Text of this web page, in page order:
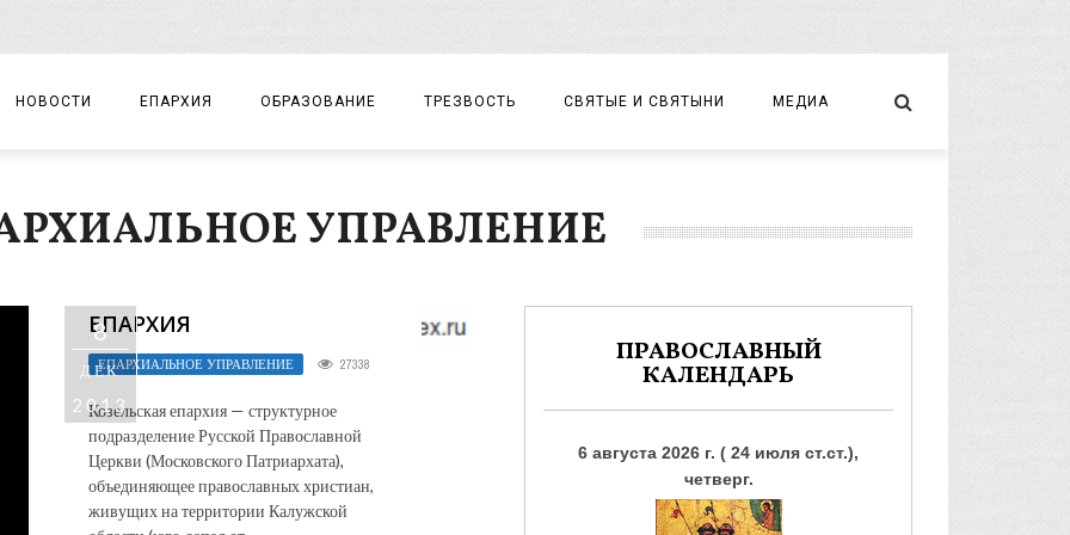
НОВОСТИ ЕПАРХИЯ
ЕПАРХИАЛЬНОЕ УПРАВЛЕНИЕ
ЕПАРХИАЛЬНЫЕ ОТДЕЛЫ
БЛАГОЧИНИЯ
ХРАМЫ И МОНАСТЫРИ
МАТЕРИАЛЫ
ОБРАЗОВАНИЕ
ЦЕНТР «ВОЗРОЖДЕНИЕ»
ТРЕЗВОСТЬ
ДОКУМЕНТЫ
СВЯТЫЕ И СВЯТЫНИ МЕДИА
ФОТО
УПРАВЛЕНИЕ
8
ДЕК
2013
ЕПАРХИЯ
ЕПАРХИАЛЬНОЕ УПРАВЛЕНИЕ 27338
Козельская епархия — структурное
подразделение Русской Православной
Церкви (Московского Патриархата),
объединяющее православных христиан,
живущих на территории Калужской
ПРАВОСЛАВНЫЙ
КАЛЕНДАРЬ
6 августа 2026 г. ( 24 июля ст.ст.),
четверг.